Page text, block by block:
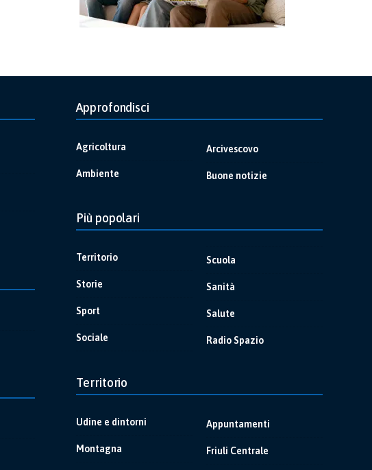
Approfondisci
Agricoltura
Ambiente
Arcivescovo
Buone notizie
Più popolari
Territorio
Storie
Sport
Sociale
Scuola
Sanità
Salute
Radio Spazio
Territorio
Udine e dintorni
Montagna
Appuntamenti
Friuli Centrale